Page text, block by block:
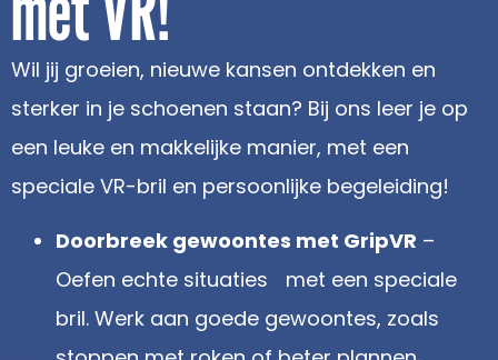
Wil jij groeien, nieuwe kansen ontdekken en
sterker in je schoenen staan? Bij ons leer je op
een leuke en makkelijke manier, met een
speciale VR-bril en persoonlijke begeleiding!
Doorbreek gewoontes met GripVR –
Oefen echte situaties met een speciale
bril. Werk aan goede gewoontes, zoals